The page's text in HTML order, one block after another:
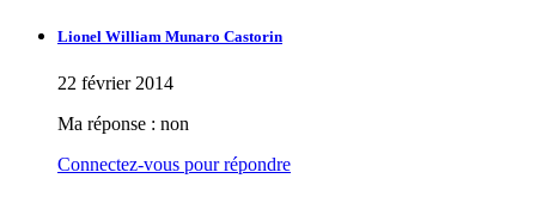
Lionel William Munaro Castorin
22 février 2014
Ma réponse : non
Connectez-vous pour répondre